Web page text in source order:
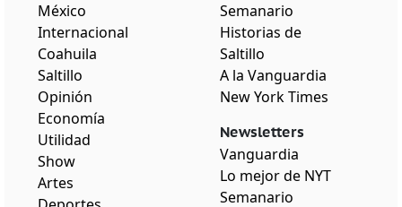
México
Internacional
Coahuila
Saltillo
Opinión
Economía
Utilidad
Show
Artes
Semanario
Historias de
Saltillo
A la Vanguardia
New York Times
Newsletters
Vanguardia
Lo mejor de NYT
Semanario